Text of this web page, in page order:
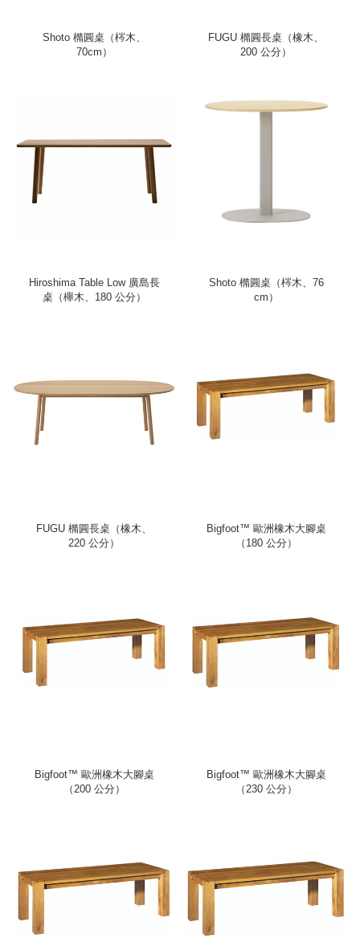
Shoto 橢圓桌（梣木、
70cm）
FUGU 橢圓長桌（橡木、
200 公分）
Hiroshima Table Low 廣島長
桌（櫸木、180 公分）
Shoto 橢圓桌（梣木、76
cm）
FUGU 橢圓長桌（橡木、
220 公分）
Bigfoot™ 歐洲橡木大腳桌
（180 公分）
Bigfoot™ 歐洲橡木大腳桌
（200 公分）
Bigfoot™ 歐洲橡木大腳桌
（230 公分）